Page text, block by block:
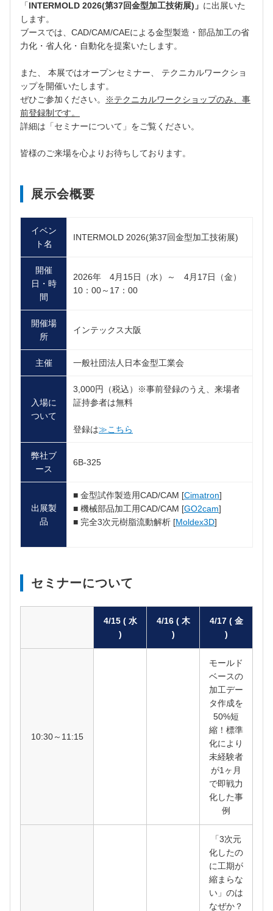
「INTERMOLD 2026(第37回金型加工技術展) 」 に出展いた
します。
ブースでは、CAD/CAM/CAEによる金型製造・部品加工の省
力化・省人化・自動化を提案いたします。
また、 本展ではオープンセミナー、 テクニカルワークショ
ップを開催いたします。
ぜひご参加ください。
※テクニカルワークショップのみ、事
前登録制です。
詳細は「セミナーについて」をご覧ください。
皆様のご来場を心よりお待ちしております。
展示会概要
イベン
ト名
INTERMOLD 2026(第37回金型加工技術展)
開催
日・時
間
2026年 4月15日（水）～ 4月17日（金）
10：00～17：00
開催場
所
インテックス大阪
主催 一般社団法人日本金型工業会
入場に
ついて
3,000円（税込）※事前登録のうえ、来場者
証持参者は無料
登録は≫こちら
弊社ブ
ース
6B-325
出展製
品
■ 金型試作製造用CAD/CAM [Cimatron]
■ 機械部品加工用CAD/CAM [GO2cam]
■ 完全3次元樹脂流動解析 [Moldex3D]
セミナーについて
4/15 ( 水
)
4/16 ( 木
)
4/17 ( 金
)
10:30～11:15
モールド
ベースの
加工デー
タ作成を
50%短
縮！標準
化により
未経験者
が1ヶ月
で即戦力
化した事
例
「3次元
化したの
に工期が
縮まらな
い」のは
なぜか？